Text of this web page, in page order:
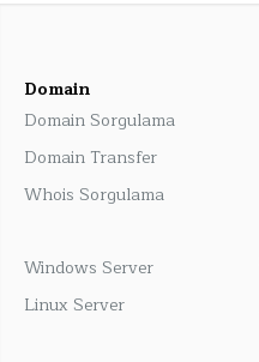
Domain
Domain Sorgulama
Domain Transfer
Whois Sorgulama
Windows Server
Linux Server